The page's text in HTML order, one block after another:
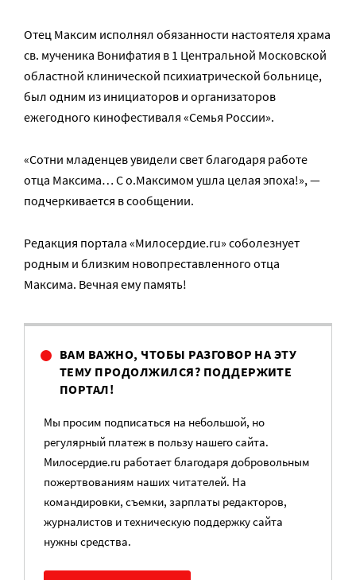
Отец Максим исполнял обязанности настоятеля храма
св. мученика Вонифатия в 1 Центральной Московской
областной клинической психиатрической больнице,
был одним из инициаторов и организаторов
ежегодного кинофестиваля «Семья России».
«Сотни младенцев увидели свет благодаря работе
отца Максима… С о.Максимом ушла целая эпоха!», —
подчеркивается в сообщении.
Редакция портала «Милосердие.ru» соболезнует
родным и близким новопреставленного отца
Максима. Вечная ему память!
ВАМ ВАЖНО, ЧТОБЫ РАЗГОВОР НА ЭТУ
ТЕМУ ПРОДОЛЖИЛСЯ? ПОДДЕРЖИТЕ
ПОРТАЛ!
Мы просим подписаться на небольшой, но
регулярный платеж в пользу нашего сайта.
Милосердие.ru работает благодаря добровольным
пожертвованиям наших читателей. На
командировки, съемки, зарплаты редакторов,
журналистов и техническую поддержку сайта
нужны средства.